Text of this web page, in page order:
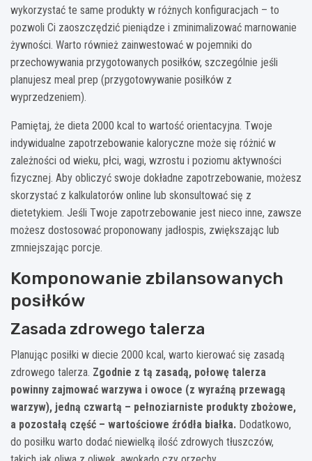
wykorzystać te same produkty w różnych konfiguracjach – to
pozwoli Ci zaoszczędzić pieniądze i zminimalizować marnowanie
żywności. Warto również zainwestować w pojemniki do
przechowywania przygotowanych posiłków, szczególnie jeśli
planujesz meal prep (przygotowywanie posiłków z
wyprzedzeniem).
Pamiętaj, że dieta 2000 kcal to wartość orientacyjna. Twoje
indywidualne zapotrzebowanie kaloryczne może się różnić w
zależności od wieku, płci, wagi, wzrostu i poziomu aktywności
fizycznej. Aby obliczyć swoje dokładne zapotrzebowanie, możesz
skorzystać z kalkulatorów online lub skonsultować się z
dietetykiem. Jeśli Twoje zapotrzebowanie jest nieco inne, zawsze
możesz dostosować proponowany jadłospis, zwiększając lub
zmniejszając porcje.
Komponowanie zbilansowanych
posiłków
Zasada zdrowego talerza
Planując posiłki w diecie 2000 kcal, warto kierować się zasadą
zdrowego talerza. Zgodnie z tą zasadą, połowę talerza
powinny zajmować warzywa i owoce (z wyraźną przewagą
warzyw), jedną czwartą – pełnoziarniste produkty zbożowe,
a pozostałą część – wartościowe źródła białka. Dodatkowo,
do posiłku warto dodać niewielką ilość zdrowych tłuszczów,